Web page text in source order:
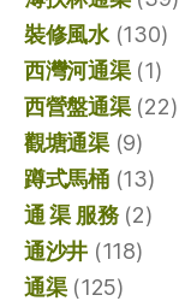
裝修風水(130)
西灣河通渠(1)
西營盤通渠(22)
觀塘通渠(9)
蹲式馬桶(13)
通 渠 服務(2)
通沙井 (118)
通渠(125)